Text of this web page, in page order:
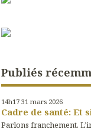
Publiés
14h17 31 mars 2026
Cadre de santé: Et
Parlons franchement.